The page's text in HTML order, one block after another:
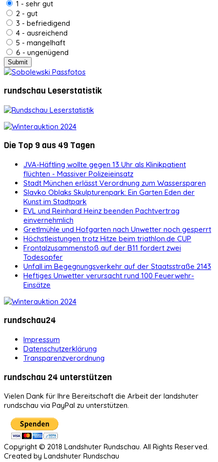
1 - sehr gut
2 - gut
3 - befriedigend
4 - ausreichend
5 - mangelhaft
6 - ungenügend
rundschau Leserstatistik
Die Top 9 aus 49 Tagen
JVA-Häftling wollte gegen 13 Uhr als Klinikpatient
flüchten - Massiver Polizeieinsatz
Stadt München erlässt Verordnung zum Wassersparen
Slavko Oblaks Skulpturenpark: Ein Garten Eden der
Kunst im Stadtpark
EVL und Reinhard Heinz beenden Pachtvertrag
einvernehmlich
Gretlmühle und Hofgarten nach Unwetter noch gesperrt
Höchstleistungen trotz Hitze beim triathlon.de CUP
Frontalzusammenstoß auf der B11 fordert zwei
Todesopfer
Unfall im Begegnungsverkehr auf der Staatsstraße 2143
Heftiges Unwetter verursacht rund 100 Feuerwehr-
Einsätze
rundschau24
Impressum
Datenschutzerklärung
Transparenzverordnung
rundschau 24 unterstützen
Vielen Dank für Ihre Bereitschaft die Arbeit der landshuter
rundschau via PayPal zu unterstützen.
Copyright © 2018 Landshuter Rundschau. All Rights Reserved.
Created by Landshuter Rundschau